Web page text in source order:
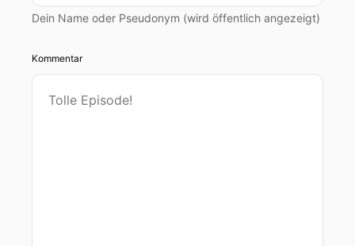
Dein Name oder Pseudonym (wird öffentlich angezeigt)
Kommentar